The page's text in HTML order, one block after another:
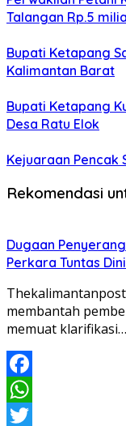
Talangan Rp.5
Bupati Ketapang
Kalimantan Barat
Bupati Ketapang
Desa Ratu Elok
Kejuaraan Pencak
Rekomendasi
Dugaan
Perkara Tuntas
membantah
memuat klarifikasi…
Facebook
WhatsApp